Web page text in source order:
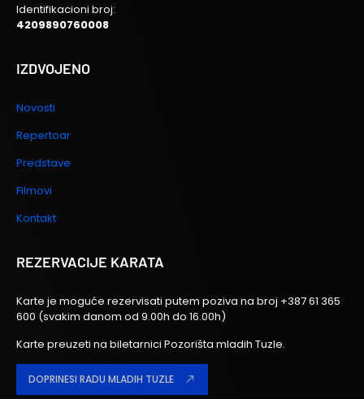
Identifikacioni broj:
4209890760008
IZDVOJENO
Novosti
Repertoar
Predstave
Filmovi
Kontakt
REZERVACIJE KARATA
Karte je moguće rezervisati putem poziva na broj +387 61 365
600 (svakim danom od 9.00h do 16.00h)
Karte preuzeti na biletarnici Pozorišta mladih Tuzle.
DOPRINESI RADU MLADIH TUZLE